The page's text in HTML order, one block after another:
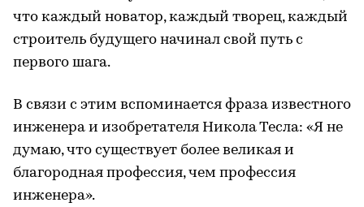
что каждый новатор, каждый творец, каждый
строитель будущего начинал свой путь с
первого шага.
В связи с этим вспоминается фраза известного
инженера и изобретателя Никола Тесла: «Я не
думаю, что существует более великая и
благородная профессия, чем профессия
инженера».